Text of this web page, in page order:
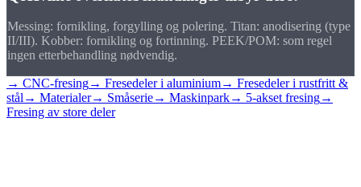
Messing: fornikling, forgylling og polering. Titan: anodisering (type
II/III). Kobber: fornikling og fortinning. PEEK/POM: som regel
ingen etterbehandling nødvendig.
→ CNC-fresing→ Fresedeler i aluminium→ Fresedeler i rustfritt &
stål → Materialer→ Småserie→ Maskinpark→ 5-akset fresing→
Fresing av store deler